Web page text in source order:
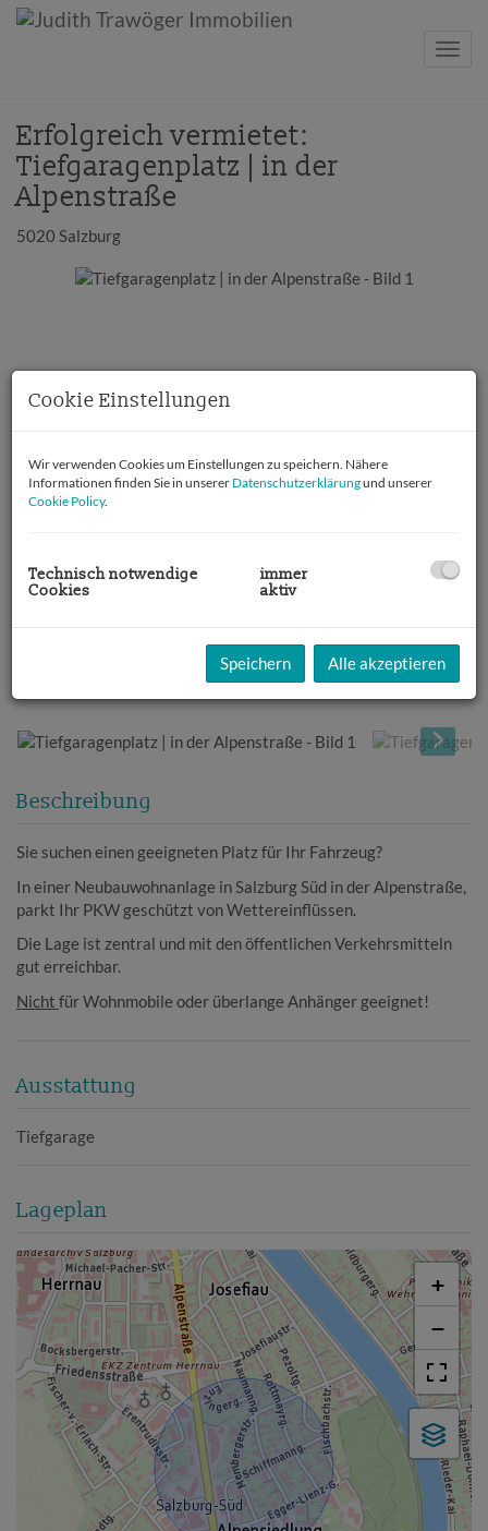
Erfolgreich vermietet:
Tiefgaragenplatz | in der
Alpenstraße
5020 Salzburg
Beschreibung
Sie suchen einen geeigneten Platz für Ihr Fahrzeug?
In einer Neubauwohnanlage in Salzburg Süd in der Alpenstraße,
parkt Ihr PKW geschützt von Wettereinflüssen.
Die Lage ist zentral und mit den öffentlichen Verkehrsmitteln
gut erreichbar.
Nicht für Wohnmobile oder überlange Anhänger geeignet!
Ausstattung
Tiefgarage
Lageplan
+
−
Cookie Einstellungen
Wir verwenden Cookies um Einstellungen zu speichern. Nähere
Informationen finden Sie in unserer Datenschutzerklärungund unserer
Cookie Policy.
Technisch notwendige
Cookies
immer
aktiv
Speichern Alle akzeptieren